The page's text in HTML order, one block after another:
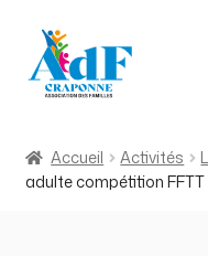
Aller
à
Aller
au
contenu
Activités
Accueil Activités
adulte compétition